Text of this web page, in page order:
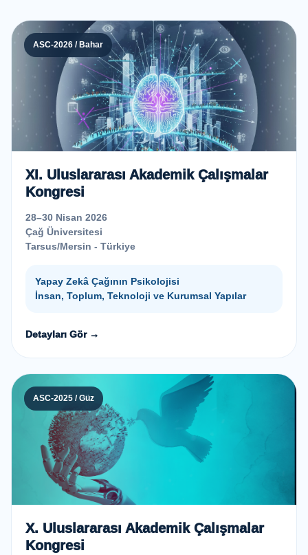
ASC-2026 / Bahar
XI. Uluslararası Akademik Çalışmalar
Kongresi
28–30 Nisan 2026
Çağ Üniversitesi
Tarsus/Mersin - Türkiye
Yapay Zekâ Çağının Psikolojisi
İnsan, Toplum, Teknoloji ve Kurumsal Yapılar
Detayları Gör →
ASC-2025 / Güz
X. Uluslararası Akademik Çalışmalar
Kongresi